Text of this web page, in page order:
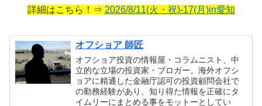
詳細はこちら！⇒ 2026/8/11(火・祝)-17(月)in愛知
オフショア 師匠
オフショア投資の情報屋・コラムニスト、中
立的な立場の投資家・ブロガー。海外オフシ
ョアに精通した金融庁認可の投資顧問会社で
の勤務経験があり、知り得た情報を正確にタ
イムリーにまとめる事をモットーとしてい